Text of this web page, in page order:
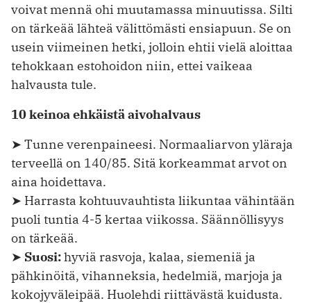
voivat mennä ohi muutamassa minuutissa. Silti
on tärkeää lähteä välittömästi ensiapuun. Se on
usein viimeinen hetki, jolloin ehtii vielä aloittaa
tehokkaan estohoidon niin, ettei vaikeaa
halvausta tule.
10 keinoa ehkäistä aivohalvaus
➤ Tunne verenpaineesi. Normaaliarvon yläraja
terveellä on 140/85. Sitä korkeammat arvot on
aina hoidettava.
➤ Harrasta kohtuuvauhtista liikuntaa vähintään
puoli tuntia 4-5 kertaa viikossa. Säännöllisyys
on tärkeää.
➤ Suosi:hyviä rasvoja, kalaa, siemeniä ja
pähkinöitä, vihanneksia, hedelmiä, marjoja ja
kokojyväleipää. Huolehdi riittävästä kuidusta.